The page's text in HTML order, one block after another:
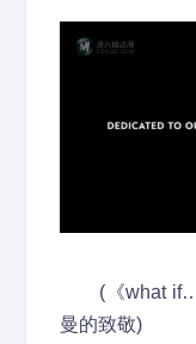
(《what if…?
曼的致敬)